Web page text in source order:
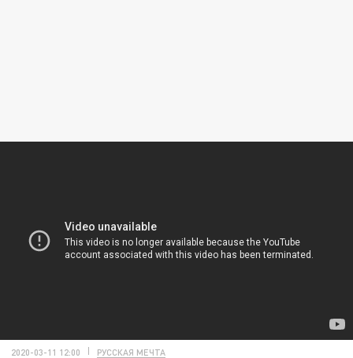
2020-03-11 12:00 РУССКАЯ МЕЧТА